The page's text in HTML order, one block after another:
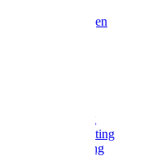
Aanlegringen
Voetketting
Scheepsketting
Victorketting